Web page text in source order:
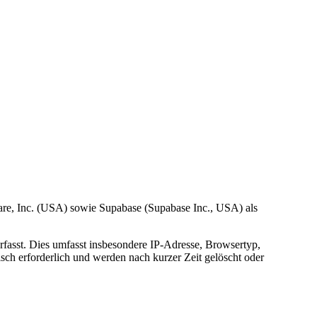
Inc. (USA) sowie Supabase (Supabase Inc., USA) als
Dies umfasst insbesondere IP-Adresse, Browsertyp,
erforderlich und werden nach kurzer Zeit gelöscht oder